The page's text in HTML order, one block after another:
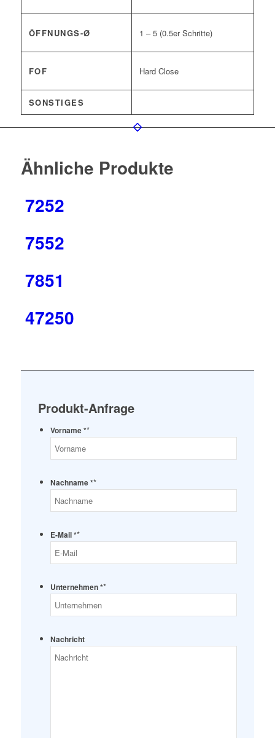
ÖFFNUNGS-Ø 1 – 5 (0.5er Schritte)
FOF Hard Close
SONSTIGES
Ähnliche Produkte
7252
7552
7851
47250
Produkt-Anfrage
Vorname **
Nachname **
E-Mail **
Unternehmen **
Nachricht